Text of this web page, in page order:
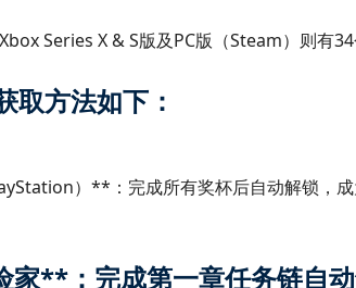
Series X & S版及PC版（Steam）则有34
取方法如下：
）**：完成所有奖杯后自动解锁，成
**：完成第一章任务链自动